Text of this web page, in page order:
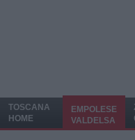
TOSCANA
HOME
EMPOLESE
VALDELSA